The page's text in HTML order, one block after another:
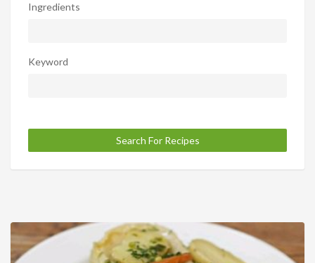
Ingredients
Keyword
Search For Recipes